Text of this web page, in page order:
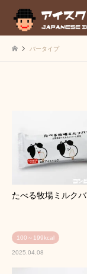
バータイプ
たべる牧場ミルク
100～199kcal
2025.04.08